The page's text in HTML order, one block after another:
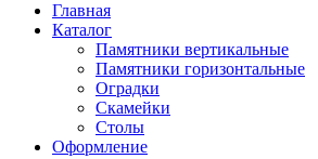
Главная
Каталог
Памятники вертикальные
Памятники горизонтальные
Оградки
Скамейки
Столы
Оформление